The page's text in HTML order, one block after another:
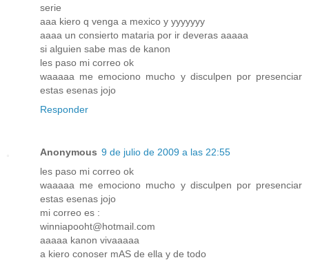
serie
aaa kiero q venga a mexico y yyyyyyy
aaaa un consierto mataria por ir deveras aaaaa
si alguien sabe mas de kanon
les paso mi correo ok
waaaaa me emociono mucho y disculpen por presenciar
estas esenas jojo
Responder
Anonymous 9 de julio de 2009 a las 22:55
les paso mi correo ok
waaaaa me emociono mucho y disculpen por presenciar
estas esenas jojo
mi correo es :
winniapooht@hotmail.com
aaaaa kanon vivaaaaa
a kiero conoser mAS de ella y de todo